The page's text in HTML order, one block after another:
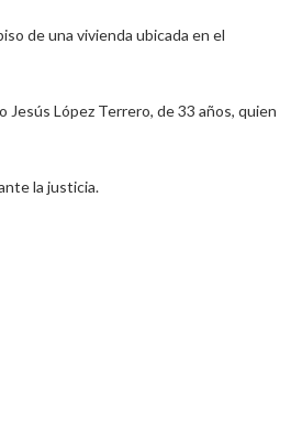
de una vivienda ubicada en el
López Terrero, de 33 años, quien
la justicia.